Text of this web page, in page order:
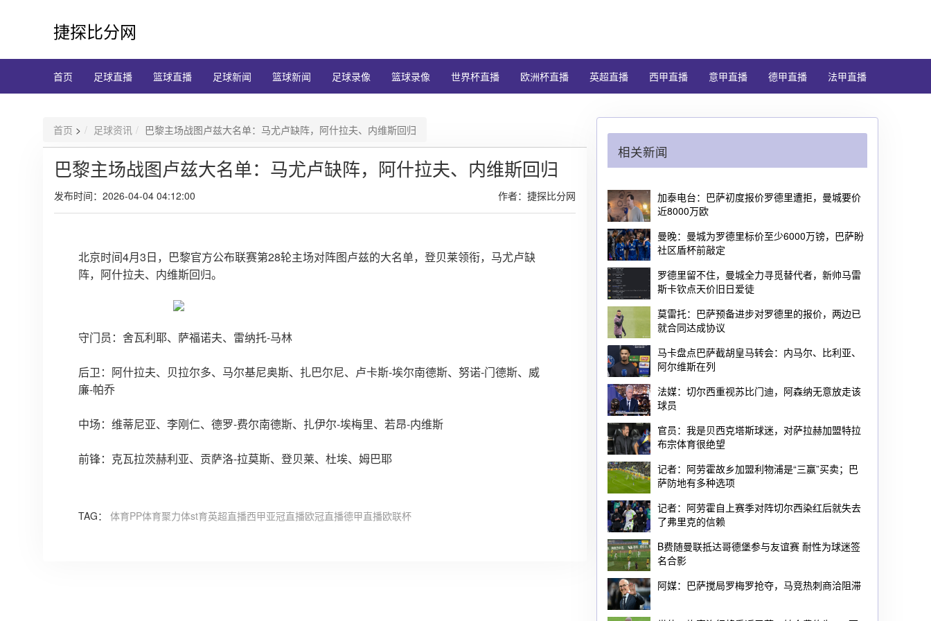
捷探比分网
首页 足球直播 篮球直播 足球新闻 篮球新闻 足球录像 篮球录像 世界杯直播 欧洲杯直播 英超直播 西甲直播 意甲直播 德甲直播 法甲直播
首页 > 足球资讯 巴黎主场战图卢兹大名单：马尤卢缺阵，阿什拉夫、内维斯回归
巴黎主场战图卢兹大名单：马尤卢缺阵，阿什拉夫、内维斯回归
发布时间：2026-04-04 04:12:00 作者：捷探比分网
北京时间4月3日，巴黎官方公布联赛第28轮主场对阵图卢兹的大名单，登贝莱领衔，马尤卢缺
阵，阿什拉夫、内维斯回归。
守门员： 舍瓦利耶、萨福诺夫、雷纳托-马林
后卫：阿什拉夫、 贝拉尔多、马尔基尼奥斯、扎巴尔尼、卢卡斯-埃尔南德斯、努诺-门德斯、威
廉-帕乔
中场： 维蒂尼亚、李刚仁、德罗-费尔南德斯、扎伊尔-埃梅里、若昂-内维斯
前锋： 克瓦拉茨赫利亚、贡萨洛-拉莫斯、登贝莱、杜埃、姆巴耶
TAG： 体育PP体育聚力体st育英超直播西甲亚冠直播欧冠直播德甲直播欧联杯
相关新闻
加泰电台：巴萨初度报价罗德里遭拒，曼城要价
近8000万欧
曼晚：曼城为罗德里标价至少6000万镑，巴萨盼
社区盾杯前敲定
罗德里留不住，曼城全力寻觅替代者，新帅马雷
斯卡钦点天价旧日爱徒
莫雷托：巴萨预备进步对罗德里的报价，两边已
就合同达成协议
马卡盘点巴萨截胡皇马转会：内马尔、比利亚、
阿尔维斯在列
法媒：切尔西重视苏比门迪，阿森纳无意放走该
球员
官员：我是贝西克塔斯球迷，对萨拉赫加盟特拉
布宗体育很绝望
记者：阿劳霍故乡加盟利物浦是“三赢”买卖；巴
萨防地有多种选项
记者：阿劳霍自上赛季对阵切尔西染红后就失去
了弗里克的信赖
B费随曼联抵达哥德堡参与友谊赛 耐性为球迷签
名合影
阿媒：巴萨搅局罗梅罗抢夺，马竞热刺商洽阻滞